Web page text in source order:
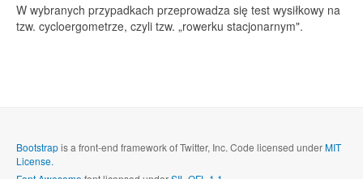
W wybranych przypadkach przeprowadza się test wysiłkowy na
tzw. cycloergometrze, czyli tzw. „rowerku stacjonarnym".
Bootstrapis a front-end framework of Twitter, Inc. Code licensed underMIT
License.